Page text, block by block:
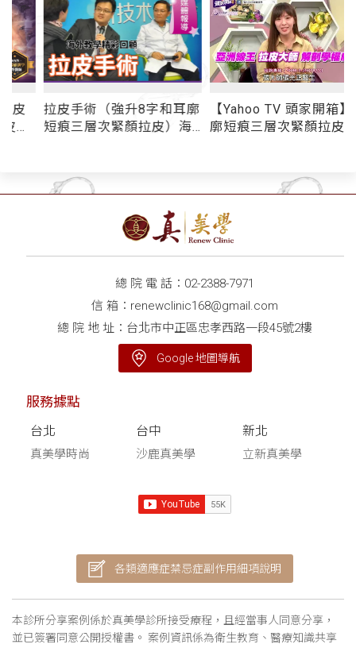
拉皮手術（強升8字和耳廓
短痕三層次緊顏拉皮）海
【Yahoo TV 頭家開箱】耳
廓短痕三層次緊顏拉皮 -
總 院 電 話： 02-2388-7971
信 箱： renewclinic168@gmail.com
總 院 地 址：台北市中正區忠孝西路一段45號2樓
Google 地圖導航
服務據點
台北
真美學時尚
台中
沙鹿真美學
新北
立新真美學
各類適應症禁忌症副作用細項說明
本診所分享案例係於真美學診所接受療程，且經當事人同意分享，
並已簽署同意公開授權書。 案例資訊係為衛生教育、醫療知識共享